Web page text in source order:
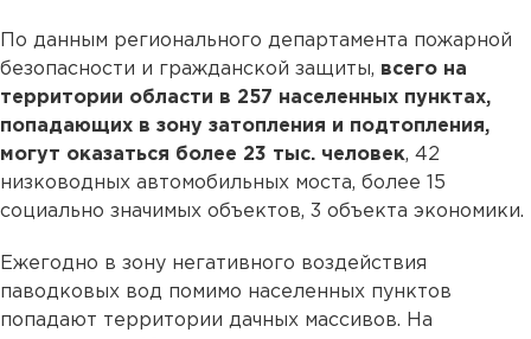
По данным регионального департамента пожарной
безопасности и гражданской защиты, всего на
территории области в 257 населенных пунктах,
попадающих в зону затопления и подтопления,
могут оказаться более 23 тыс. человек, 42
низководных автомобильных моста, более 15
социально значимых объектов, 3 объекта экономики.
Ежегодно в зону негативного воздействия
паводковых вод помимо населенных пунктов
попадают территории дачных массивов. На